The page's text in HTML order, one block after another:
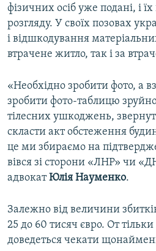
фізичних осіб уже подані, і
розгляду. У своїх позовах
і відшкодування
втрачене житло, так і за
«Необхідно зробити фото, а
зробити фото-таблицю
тілесних ушкоджень,
скласти акт обстеження
це ми збираємо на
вівся зі сторони «ЛНР» чи
адвокатЮлія Науменко.
Залежно від величини
25 до 60 тисяч євро. От тільки
доведеться чекати